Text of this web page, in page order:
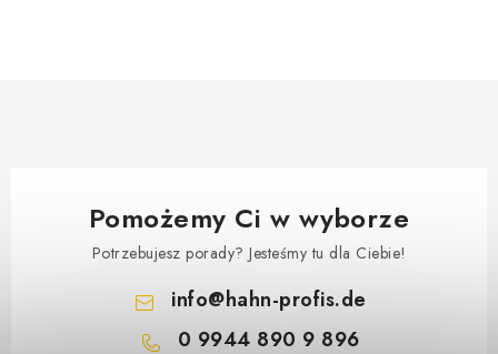
Pomożemy Ci w wyborze
Potrzebujesz porady? Jesteśmy tu dla Ciebie!
info@hahn-profis.de
0 9944 890 9 896